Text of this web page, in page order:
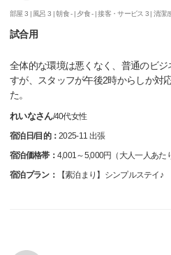
部屋 3 | 風呂 3 |朝食 - | 夕食 - |接客・サービス 3 |清潔
試合用
全体的な環境は悪くなく、普通のビ
すが、スタッフが午後2時からしか対
た。
れいなさん/40代女性
宿泊日/目的：2025-11 出張
宿泊価格帯： 4,001～5,000円（大人一人あた
宿泊プラン：
【素泊まり】シンプルステイ♪